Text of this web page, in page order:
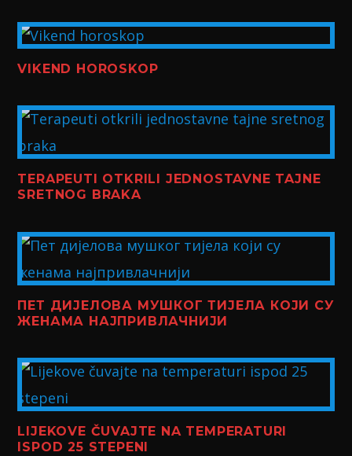
VIKEND HOROSKOP
TERAPEUTI OTKRILI JEDNOSTAVNE TAJNE
SRETNOG BRAKA
ПЕТ ДИЈЕЛОВА МУШКОГ ТИЈЕЛА КОЈИ СУ
ЖЕНАМА НАЈПРИВЛАЧНИЈИ
LIJEKOVE ČUVAJTE NA TEMPERATURI
ISPOD 25 STEPENI